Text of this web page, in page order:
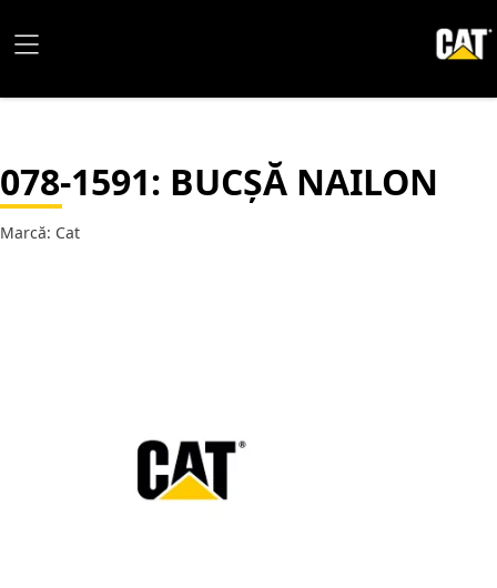
078-1591: BUCȘĂ NAILON
Marcă: Cat